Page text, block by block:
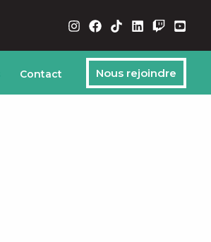
Contact Nous rejoindre